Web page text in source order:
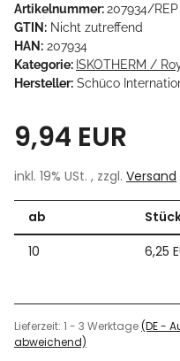
Artikelnummer:207934/REP
GTIN: Nicht zutreffend
HAN: 207934
Kategorie: ISKOTHERM /
Hersteller: Schüco
9,94 EUR
inkl. 19% USt. , zzgl. Versand
ab
10
6,25
Lieferzeit: 1 - 3 Werktage(DE -
abweichend)